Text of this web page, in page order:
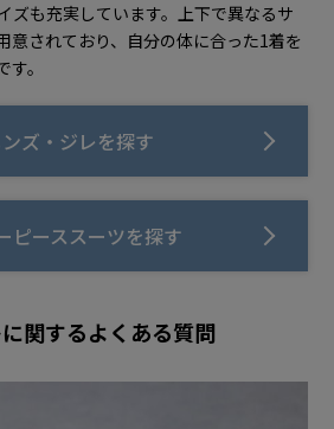
ズも充実しています。上下で異なるサ
意されており、自分の体に合った1着を
。
ズ・ジレを探す
ピーススーツを探す
関するよくある質問